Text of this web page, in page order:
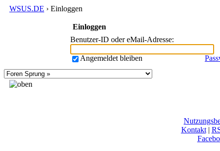
WSUS.DE › Einloggen
Einloggen
Benutzer-ID oder eMail-Adresse:
Angemeldet bleiben
Kontakt|